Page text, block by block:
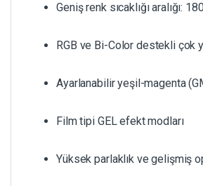
Geniş renk sıcaklığı aralığı:
RGB ve Bi-Color destekli çok
Ayarlanabilir yeşil-magenta
Film tipi GEL efekt modları
Yüksek parlaklık ve gelişmiş